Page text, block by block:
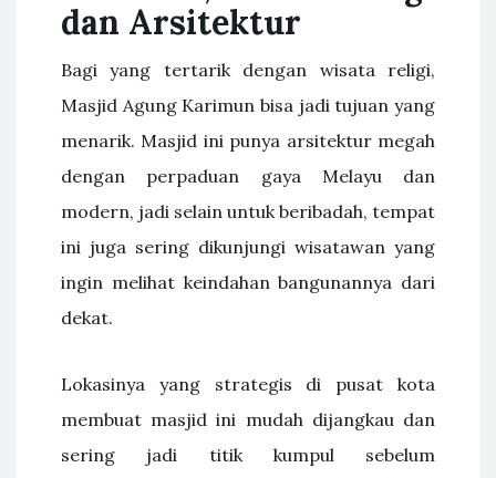
dan Arsitektur
Bagi yang tertarik dengan wisata religi,
Masjid Agung Karimun bisa jadi tujuan yang
menarik. Masjid ini punya arsitektur megah
dengan perpaduan gaya Melayu dan
modern, jadi selain untuk beribadah, tempat
ini juga sering dikunjungi wisatawan yang
ingin melihat keindahan bangunannya dari
dekat.
Lokasinya yang strategis di pusat kota
membuat masjid ini mudah dijangkau dan
sering jadi titik kumpul sebelum